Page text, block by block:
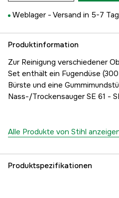
Weblager - Versand in 5-7
Produktinformation
Zur Reinigung verschiedener
Set enthält ein Fugendüse
Bürste und eine
Nass-/Trockensauger SE 61 -
Alle Produkte von Stihl
Produktspezifikationen